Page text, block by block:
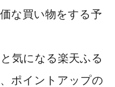
な買い物をする予
気になる楽天ふる
ポイントアップの